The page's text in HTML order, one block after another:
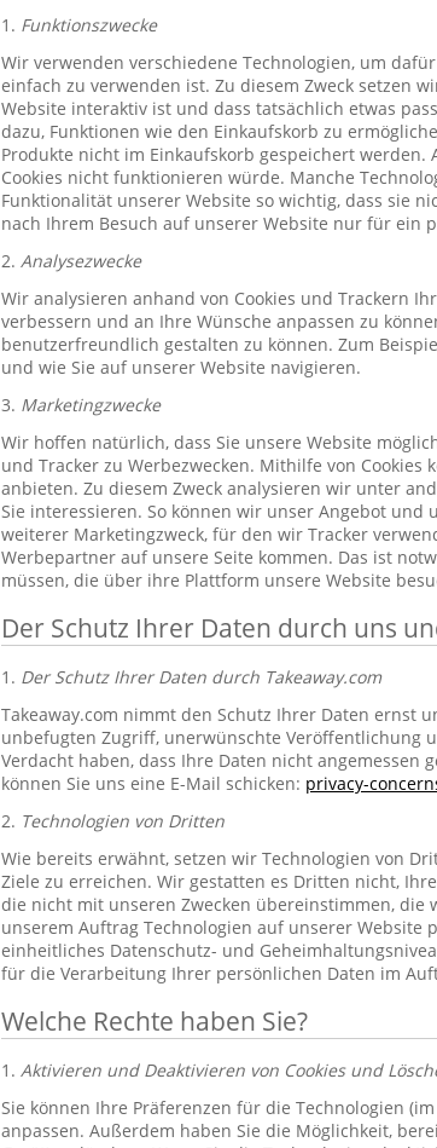
1. Funktionszwecke
Wir verwenden verschiedene Technologien, um
einfach zu verwenden ist. Zu diesem Zweck setzen
Website interaktiv ist und dass tatsächlich etwas
dazu, Funktionen wie den Einkaufskorb zu
Produkte nicht im Einkaufskorb gespeichert
Cookies nicht funktionieren würde. Manche
Funktionalität unserer Website so wichtig, dass sie
nach Ihrem Besuch auf unserer Website nur für ein
2. Analysezwecke
Wir analysieren anhand von Cookies und Trackern
verbessern und an Ihre Wünsche anpassen zu
benutzerfreundlich gestalten zu können. Zum
und wie Sie auf unserer Website navigieren.
3. Marketingzwecke
Wir hoffen natürlich, dass Sie unsere Website
und Tracker zu Werbezwecken. Mithilfe von
anbieten. Zu diesem Zweck analysieren wir unter
Sie interessieren. So können wir unser Angebot und
weiterer Marketingzweck, für den wir Tracker
Werbepartner auf unsere Seite kommen. Das ist
müssen, die über ihre Plattform unsere Website
Der Schutz Ihrer Daten durch uns
1. Der Schutz Ihrer Daten durch Takeaway.com
Takeaway.com nimmt den Schutz Ihrer Daten ernst
unbefugten Zugriff, unerwünschte Veröffentlichung
Verdacht haben, dass Ihre Daten nicht angemessen
können Sie uns eine E-Mail schicken: privacy-
2. Technologien von Dritten
Wie bereits erwähnt, setzen wir Technologien von
Ziele zu erreichen. Wir gestatten es Dritten nicht,
die nicht mit unseren Zwecken übereinstimmen,
unserem Auftrag Technologien auf unserer
einheitliches Datenschutz- und
für die Verarbeitung Ihrer persönlichen Daten im
Welche Rechte haben Sie?
1. Aktivieren und Deaktivieren von Cookies und
Sie können Ihre Präferenzen für die Technologien
anpassen. Außerdem haben Sie die Möglichkeit,